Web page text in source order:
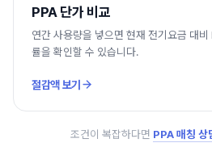
PPA 단가 비교
연간 사용량을 넣으면 현재 전기요금 대
률을 확인할 수 있습니다.
절감액 보기
조건이 복잡하다면 PPA 매칭 상